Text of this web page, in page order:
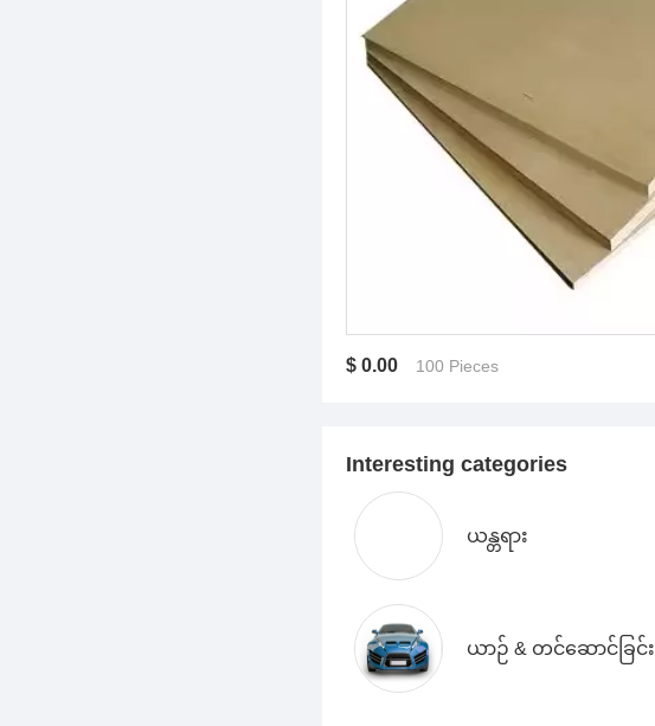
$ 0.00 100 Pieces
Interesting categories
ယန္တရား
ယာဉ် & တင်ဆောင်ခြင်း